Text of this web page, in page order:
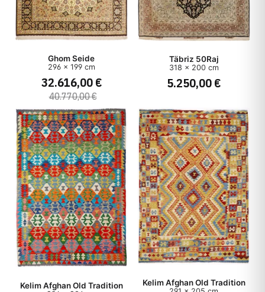
Ghom Seide
296 x 199 cm
32.616,00 €
40.770,00 €
Täbriz 50Raj
318 x 200 cm
5.250,00 €
Kelim Afghan Old Tradition Kelim Afghan Old Tradition